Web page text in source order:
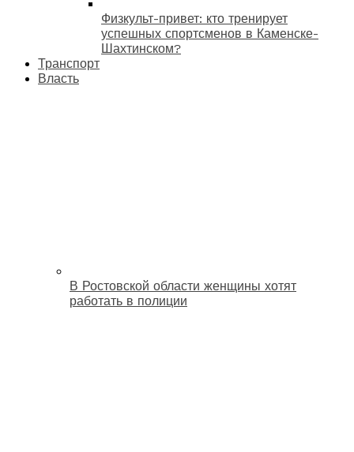
Физкульт-привет: кто тренирует
успешных спортсменов в Каменске-
Шахтинском?
Транспорт
Власть
В Ростовской области женщины хотят
работать в полиции